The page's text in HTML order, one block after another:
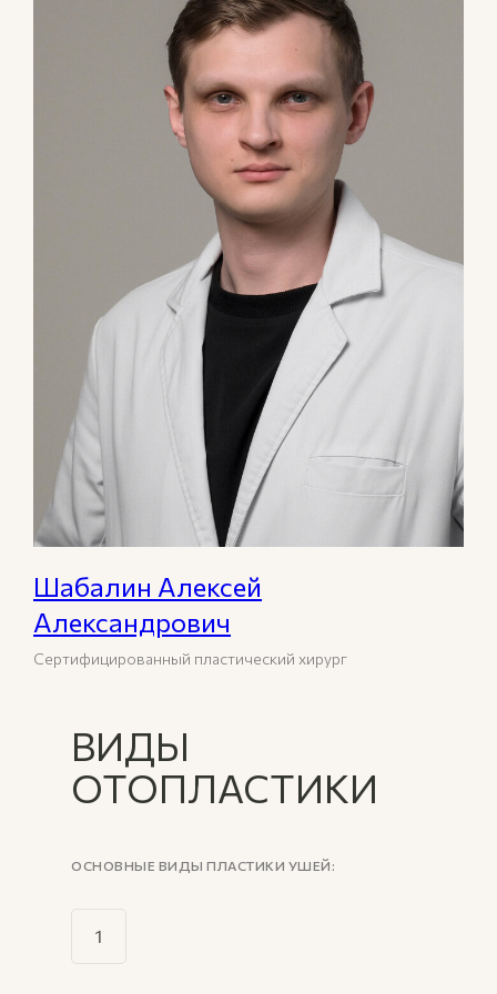
Шабалин Алексей
Александрович
Сертифицированный пластический хирург
ВИДЫ
ОТОПЛАСТИКИ
ОСНОВНЫЕ ВИДЫ ПЛАСТИКИ УШЕЙ: